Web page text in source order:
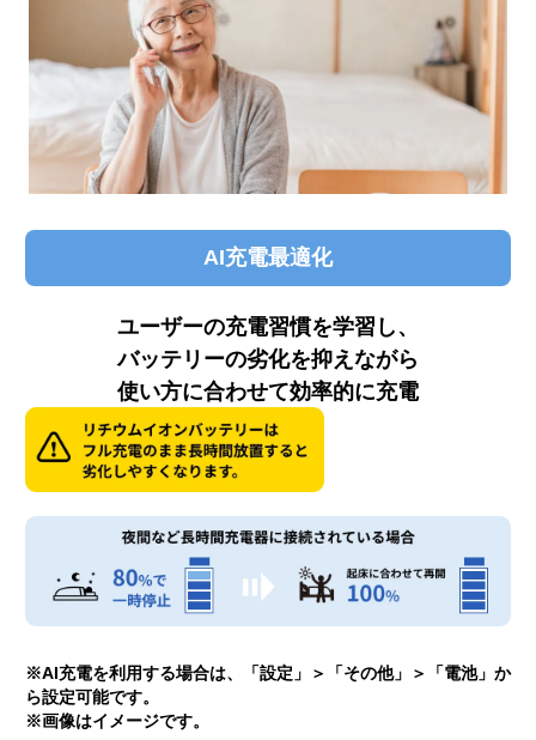
AI充電最適化
ユーザーの充電習慣を学習し、
バッテリーの劣化を抑えながら
使い方に合わせて効率的に充電
※AI充電を利用する場合は、「設定」＞「その他」＞「電池」か
ら設定可能です。
※画像はイメージです。